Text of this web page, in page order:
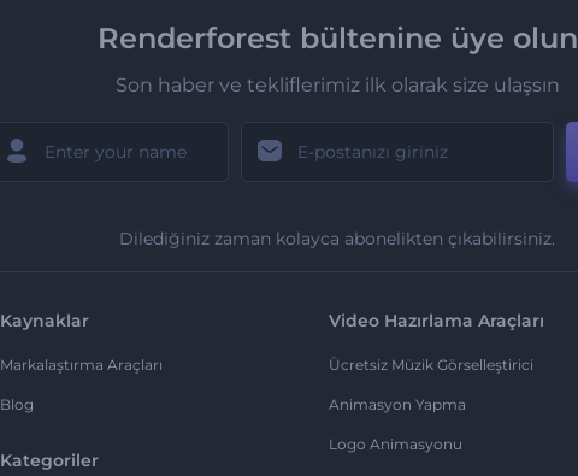
Renderforest bültenine üye olun
Son haber ve tekliflerimiz ilk olarak size ulaşsın
Dilediğiniz zaman kolayca abonelikten çıkabilirsiniz.
Kaynaklar
Markalaştırma Araçları
Blog
Kategoriler
Video Hazırlama Araçları
Ücretsiz Müzik Görselleştirici
Animasyon Yapma
Logo Animasyonu